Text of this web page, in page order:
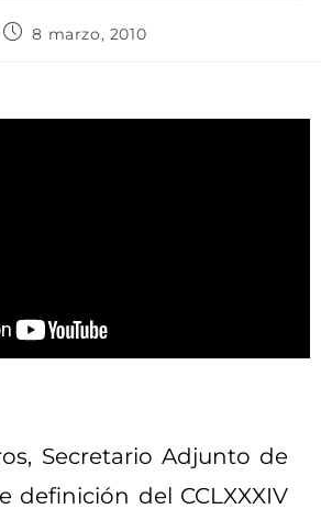
8 marzo, 2010
Secretario Adjunto de
definición del CCLXXXIV